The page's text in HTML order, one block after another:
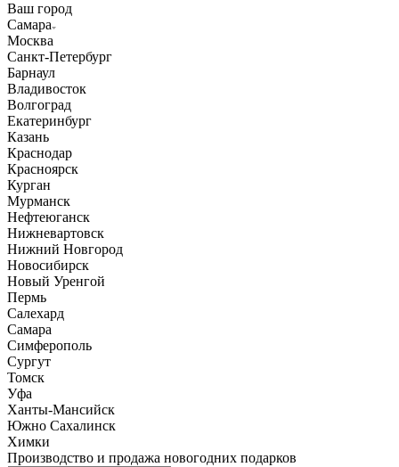
Ваш город
Самара
Москва
Санкт-Петербург
Барнаул
Владивосток
Волгоград
Екатеринбург
Казань
Краснодар
Красноярск
Курган
Мурманск
Нефтеюганск
Нижневартовск
Нижний Новгород
Новосибирск
Новый Уренгой
Пермь
Салехард
Самара
Симферополь
Сургут
Томск
Уфа
Ханты-Мансийск
Южно Сахалинск
Химки
Производство и продажа новогодних подарков